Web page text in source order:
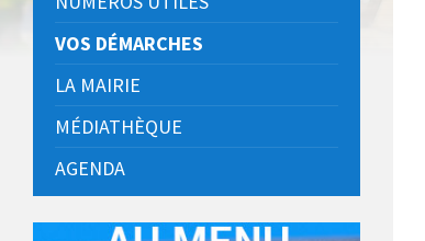
VOS DÉMARCHES
LA MAIRIE
MÉDIATHÈQUE
AGENDA